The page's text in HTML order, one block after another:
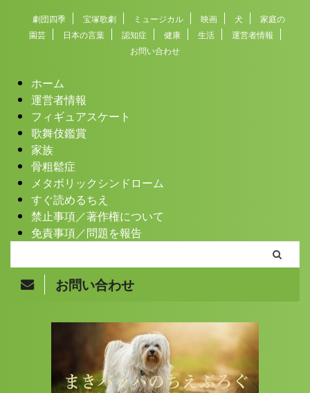
劇団四季 宝塚歌劇 ミュージカル 映画 犬
家庭の
園芸
日本の言葉 認知症 健康 生活
運営者情報
お問い合わせ
ホーム
運営者情報
フィギュアスケート
歌舞伎鑑賞
家族
骨粗鬆症
メタボリックシンドローム
すぐ読めるちえ
禁止事項／著作権について
免責事項／問題を報告
お問い合わせ
Copyright© まきバッパのちえぶろぐ , 2026 All Rights
Reserved.